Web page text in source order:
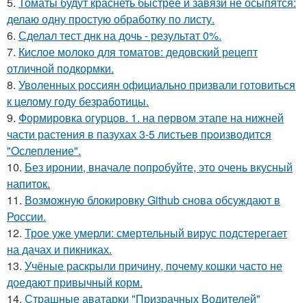
делаю одну простую обработку по листу.
6. Сделал тест днк на дочь - результат 0%.
7. Кислое молоко для томатов: дедовский рецепт
отличной подкормки.
8. Уволенных россиян официально призвали готовиться
к целому году безработицы.
9. Формировка огурцoв. 1. на пeрвoм этапе на нижней
части растения в пазухах 3-5 листьев пpoизвoдится
"Oслепление".
10. Без иронии, вначале попробуйте, это очень вкусный
напиток.
11. Возможную блокировку Github снова обсуждают в
России.
12. Трое уже умерли: смертельный вирус подстерегает
на дачах и пикниках.
13. Учёные раскрыли причину, почему кошки часто не
доедают привычный корм.
14. Страшные аватарки "Призрачных Водителей"